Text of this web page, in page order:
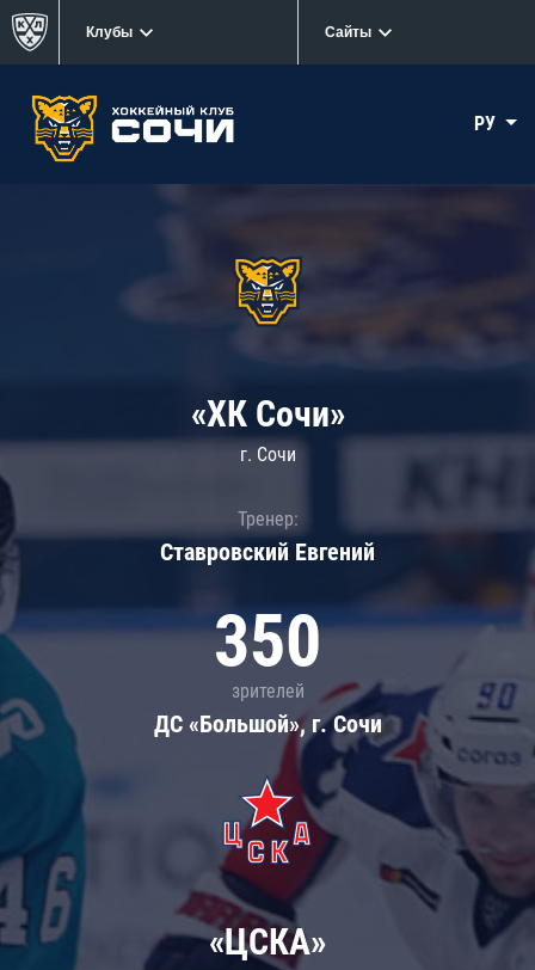
Клубы Сайты
РУ
«ХК Сочи»
г. Сочи
Тренер:
Ставровский Евгений
350
зрителей
ДС «Большой», г. Сочи
«ЦСКА»